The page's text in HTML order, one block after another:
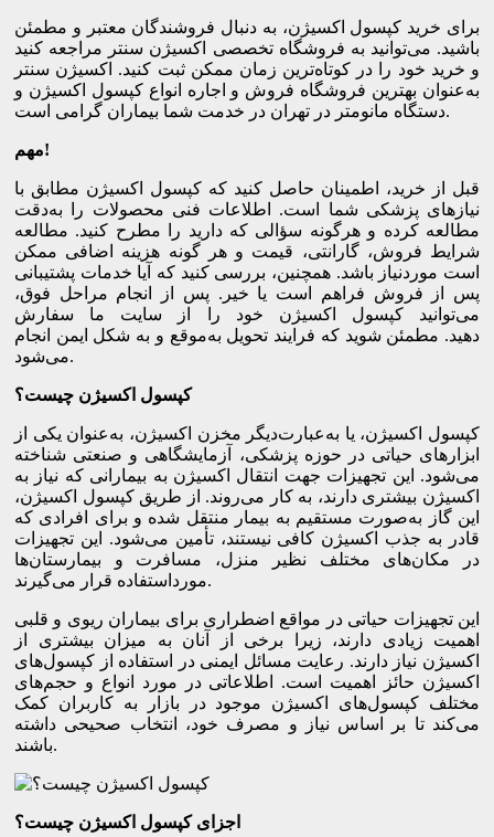
برای خرید کپسول اکسیژن، به دنبال فروشندگان معتبر و مطمئن
باشید. می‌توانید به فروشگاه تخصصی اکسیژن سنتر مراجعه کنید
و خرید خود را در کوتاه‌ترین زمان ممکن ثبت کنید. اکسیژن سنتر
به‌عنوان بهترین فروشگاه فروش و اجاره انواع کپسول اکسیژن و
دستگاه مانومتر در تهران در خدمت شما بیماران گرامی است.
مهم!
قبل از خرید، اطمینان حاصل کنید که کپسول اکسیژن مطابق با
نیازهای پزشکی شما است. اطلاعات فنی محصولات را به‌دقت
مطالعه کرده و هرگونه سؤالی که دارید را مطرح کنید. مطالعه
شرایط فروش، گارانتی، قیمت و هر گونه هزینه اضافی ممکن
است موردنیاز باشد. همچنین، بررسی کنید که آیا خدمات پشتیبانی
پس از فروش فراهم است یا خیر. پس از انجام مراحل فوق،
می‌توانید کپسول اکسیژن خود را از سایت ما سفارش
دهید. مطمئن شوید که فرایند تحویل به‌موقع و به شکل ایمن انجام
می‌شود.
کپسول اکسیژن چیست؟
کپسول اکسیژن، یا به‌عبارت‌دیگر مخزن اکسیژن، به‌عنوان یکی از
ابزارهای حیاتی در حوزه پزشکی، آزمایشگاهی و صنعتی شناخته
می‌شود. این تجهیزات جهت انتقال اکسیژن به بیمارانی که نیاز به
اکسیژن بیشتری دارند، به کار می‌روند. از طریق کپسول اکسیژن،
این گاز به‌صورت مستقیم به بیمار منتقل شده و برای افرادی که
قادر به جذب اکسیژن کافی نیستند، تأمین می‌شود. این تجهیزات
در مکان‌های مختلف نظیر منزل، مسافرت و بیمارستان‌ها
مورداستفاده قرار می‌گیرند.
این تجهیزات حیاتی در مواقع اضطراری برای بیماران ریوی و قلبی
اهمیت زیادی دارند، زیرا برخی از آنان به میزان بیشتری از
اکسیژن نیاز دارند. رعایت مسائل ایمنی در استفاده از کپسول‌های
اکسیژن حائز اهمیت است. اطلاعاتی در مورد انواع و حجم‌های
مختلف کپسول‌های اکسیژن موجود در بازار به کاربران کمک
می‌کند تا بر اساس نیاز و مصرف خود، انتخاب صحیحی داشته
باشند.
اجزای کپسول اکسیژن چیست؟